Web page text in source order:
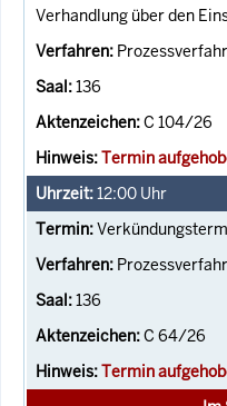
Verhandlung über den
136
C 104/26
Termin
12:00 Uhr
136
C 64/26
Termin